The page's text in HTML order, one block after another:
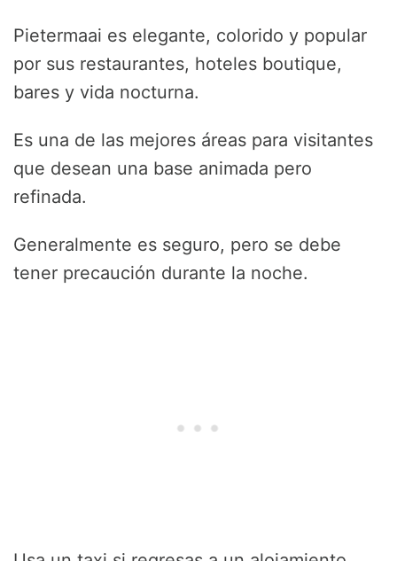
Pietermaai es elegante, colorido y popular
por sus restaurantes, hoteles boutique,
bares y vida nocturna.
Es una de las mejores áreas para visitantes
que desean una base animada pero
refinada.
Generalmente es seguro, pero se debe
tener precaución durante la noche.